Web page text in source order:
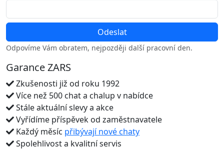
Odpovíme Vám obratem, nejpozději další pracovní den.
Garance ZARS
Zkušenosti již od roku 1992
Více než 500 chat a chalup v nabídce
Stále aktuální slevy a akce
Vyřídíme příspěvek od zaměstnavatele
Každý měsíc přibývají nové chaty
Spolehlivost a kvalitní servis